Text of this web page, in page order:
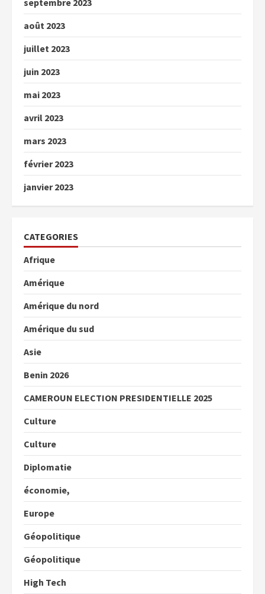
août 2023
juillet 2023
juin 2023
mai 2023
avril 2023
mars 2023
février 2023
janvier 2023
CATEGORIES
Afrique
Amérique
Amérique du nord
Amérique du sud
Asie
Benin 2026
CAMEROUN ELECTION PRESIDENTIELLE 2025
Culture
Culture
Diplomatie
économie,
Europe
Géopolitique
Géopolitique
High Tech